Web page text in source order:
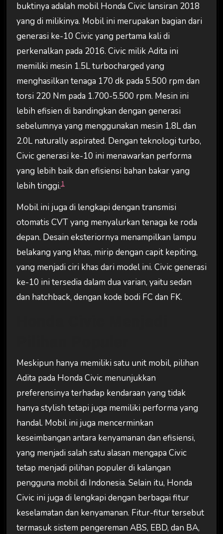
buktinya adalah mobil Honda Civic lansiran 2018
yang di milikinya. Mobil ini merupakan bagian dari
generasi ke-10 Civic yang pertama kali di
perkenalkan pada 2016. Civic milik Adita ini
memiliki mesin 1.5L turbocharged yang
menghasilkan tenaga 170 dk pada 5.500 rpm dan
torsi 220 Nm pada 1.700-5.500 rpm. Mesin ini
lebih efisien di bandingkan dengan generasi
sebelumnya yang menggunakan mesin 1.8L dan
2.0L naturally aspirated. Dengan teknologi turbo,
Civic generasi ke-10 ini menawarkan performa
yang lebih baik dan efisiensi bahan bakar yang
lebih tinggi.1
Mobil ini juga di lengkapi dengan transmisi
otomatis CVT yang menyalurkan tenaga ke roda
depan. Desain eksteriornya menampilkan lampu
belakang yang khas, mirip dengan capit kepiting,
yang menjadi ciri khas dari model ini. Civic generasi
ke-10 ini tersedia dalam dua varian, yaitu sedan
dan hatchback, dengan kode bodi FC dan FK.
Meskipun hanya memiliki satu unit mobil, pilihan
Adita pada Honda Civic menunjukkan
preferensinya terhadap kendaraan yang tidak
hanya stylish tetapi juga memiliki performa yang
handal. Mobil ini juga mencerminkan
keseimbangan antara kenyamanan dan efisiensi,
yang menjadi salah satu alasan mengapa Civic
tetap menjadi pilihan populer di kalangan
pengguna mobil di Indonesia. Selain itu, Honda
Civic ini juga di lengkapi dengan berbagai fitur
keselamatan dan kenyamanan. Fitur-fitur tersebut
termasuk sistem pengereman ABS, EBD, dan BA,